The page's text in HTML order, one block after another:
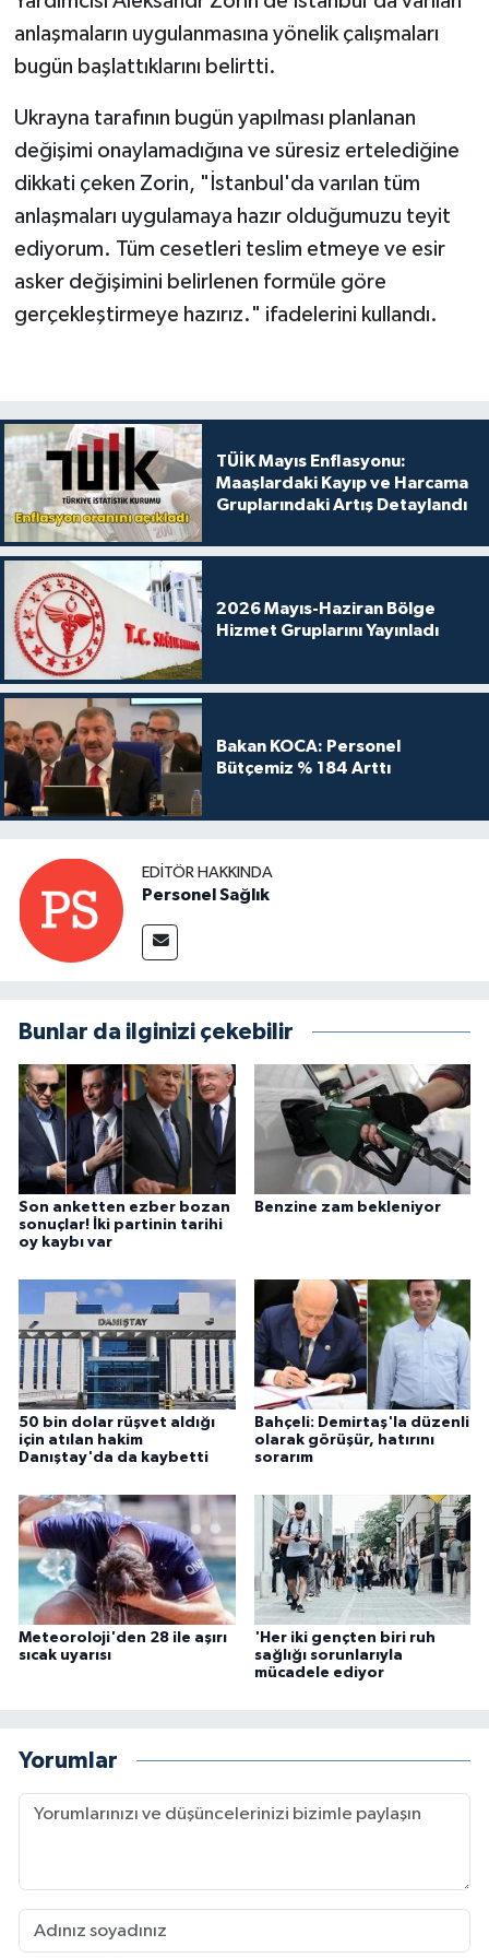
anlaşmaların uygulanmasına yönelik çalışmaları
bugün başlattıklarını belirtti.
Ukrayna tarafının bugün yapılması planlanan
değişimi onaylamadığına ve süresiz ertelediğine
dikkati çeken Zorin, "İstanbul'da varılan tüm
anlaşmaları uygulamaya hazır olduğumuzu teyit
ediyorum. Tüm cesetleri teslim etmeye ve esir
asker değişimini belirlenen formüle göre
gerçekleştirmeye hazırız." ifadelerini kullandı.
TÜİK Mayıs Enflasyonu:
Maaşlardaki Kayıp ve Harcama
Gruplarındaki Artış Detaylandı
2026 Mayıs-Haziran Bölge
Hizmet Gruplarını Yayınladı
Bakan KOCA: Personel
Bütçemiz % 184 Arttı
EDITÖR HAKKINDA
Personel Sağlık
Bunlar da ilginizi çekebilir
Son anketten ezber bozan
sonuçlar! İki partinin tarihi
oy kaybı var
Benzine zam bekleniyor
50 bin dolar rüşvet aldığı
için atılan hakim
Danıştay'da da kaybetti
Bahçeli: Demirtaş'la düzenli
olarak görüşür, hatırını
sorarım
Meteoroloji'den 28 ile aşırı
sıcak uyarısı
'Her iki gençten biri ruh
sağlığı sorunlarıyla
mücadele ediyor
Yorumlar